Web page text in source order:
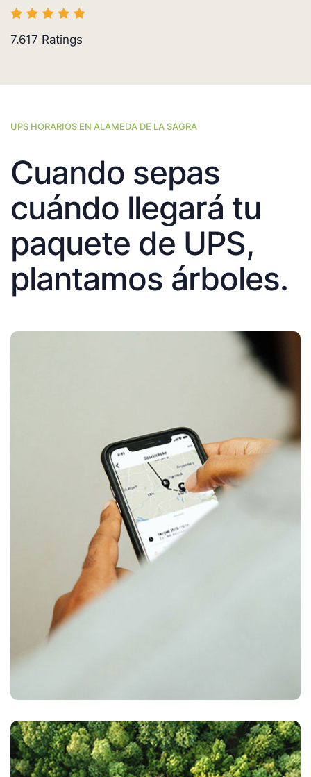
7.617 Ratings
UPS HORARIOS EN ALAMEDA DE LA SAGRA
Cuando sepas
cuándo llegará tu
paquete de UPS,
plantamos árboles.